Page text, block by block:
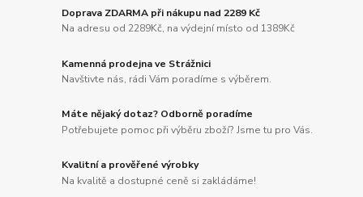
Doprava ZDARMA při nákupu nad 2289 Kč
Na adresu od 2289Kč, na výdejní místo od 1389Kč
Kamenná prodejna ve Strážnici
Navštivte nás, rádi Vám poradíme s výběrem.
Máte nějaký dotaz? Odborně poradíme
Potřebujete pomoc při výběru zboží? Jsme tu pro Vás.
Kvalitní a prověřené výrobky
Na kvalitě a dostupné ceně si zakládáme!